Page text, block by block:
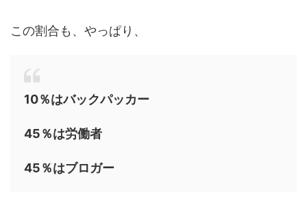
この割合も、やっぱり、
10％はバックパッカー
45％は労働者
45％はブロガー